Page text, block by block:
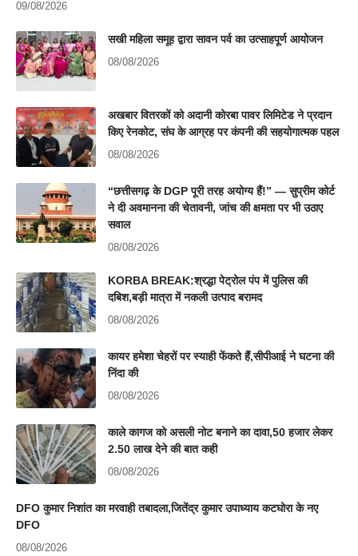
09/08/2026
सखी महिला समूह द्वारा सावन पर्व का उत्साहपूर्ण आयोजन
08/08/2026
अखबार वितरकों को अदानी कोरबा पावर लिमिटेड ने प्रदान
किए रेनकोट, संघ के आग्रह पर कंपनी की सहयोगात्मक पहल
08/08/2026
“छत्तीसगढ़ के DGP पूरी तरह अयोग्य हैं!” — सुप्रीम कोर्ट
ने दी अवमानना की चेतावनी, जांच की क्षमता पर भी उठाए
सवाल
08/08/2026
KORBA BREAK:श्रद्धा पेट्रोल पंप में पुलिस की
दबिश,बड़ी मात्रा में नकली उत्पाद बरामद
08/08/2026
कायर हमेशा चेहरों पर स्याही फेंकते हैं,सीपीआई ने घटना की
निंदा की
08/08/2026
काले कागज को असली नोट बनाने का दावा,50 हजार लेकर
2.50 लाख देने की बात कही
08/08/2026
DFO कुमार निशांत का मरवाही तबादला,जितेंद्र कुमार उपाध्याय कटघोरा के नए
DFO
08/08/2026